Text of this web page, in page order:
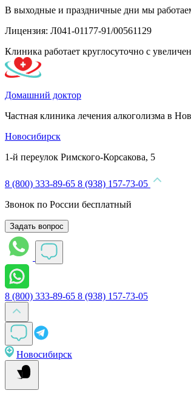
В выходные и праздничные дни мы
Лицензия: Л041-01177-91/00561129
Клиника работает круглосуточно с
Домашний доктор
Частная клиника лечения алкоголизма в
Новосибирск
1-й переулок Римского-Корсакова, 5
8 (800) 333-89-65 8 (938) 157-73-05
Звонок по России бесплатный
Задать вопрос
8 (800) 333-89-65 8 (938) 157-73-05
Новосибирск